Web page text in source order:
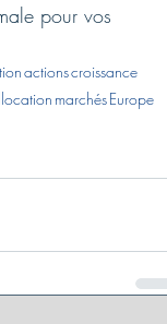
pour vos
actionscroissance
marchésEurope